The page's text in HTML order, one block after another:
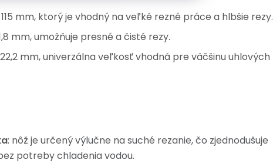
115 mm, ktorý je vhodný na veľké rezné práce a hlbšie rezy.
mm, umožňuje presné a čisté rezy.
mm, univerzálna veľkosť vhodná pre väčšinu uhlových
: nôž je určený výlučne na suché rezanie, čo zjednodušuje
potreby chladenia vodou.